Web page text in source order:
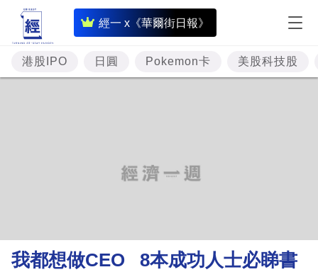
經一 x《華爾街日報》
即
時
財
經
理
財
港股IPO 日圓 Pokemon卡 美股科技股
我都想做CEO 8本成功人士必睇書